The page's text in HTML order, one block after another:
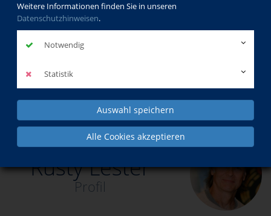
Weitere Informationen finden Sie in unseren
Datenschutzhinweisen.
Notwendig
Statistik
Auswahl speichern
Alle Cookies akzeptieren
Dozenten Rusty Lester
Rusty Lester
Profil